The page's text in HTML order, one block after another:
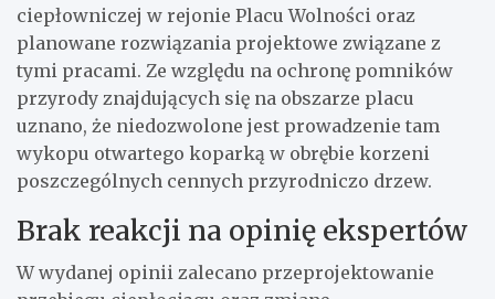
ciepłowniczej w rejonie Placu Wolności oraz
planowane rozwiązania projektowe związane z
tymi pracami. Ze względu na ochronę pomników
przyrody znajdujących się na obszarze placu
uznano, że niedozwolone jest prowadzenie tam
wykopu otwartego koparką w obrębie korzeni
poszczególnych cennych przyrodniczo drzew.
Brak reakcji na opinię ekspertów
W wydanej opinii zalecano przeprojektowanie